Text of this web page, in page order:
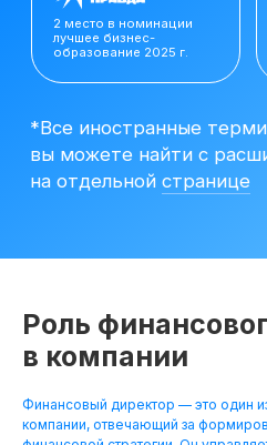
Роль
в компании
Финансовый директор — это один
компании, отвечающий заРезюме